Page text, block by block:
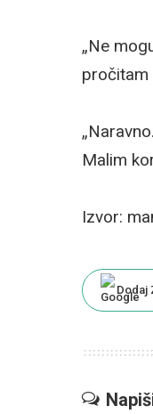
„Ne
pročitam
Malim
Izvor:
Dodaj